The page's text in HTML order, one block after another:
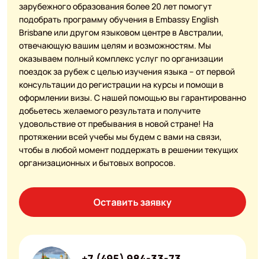
зарубежного образования более 20 лет помогут
подобрать программу обучения в Embassy English
Brisbane или другом языковом центре в Австралии,
отвечающую вашим целям и возможностям. Мы
оказываем полный комплекс услуг по организации
поездок за рубеж с целью изучения языка – от первой
консультации до регистрации на курсы и помощи в
оформлении визы. С нашей помощью вы гарантированно
добьетесь желаемого результата и получите
удовольствие от пребывания в новой стране! На
протяжении всей учебы мы будем с вами на связи,
чтобы в любой момент поддержать в решении текущих
организационных и бытовых вопросов.
Оставить заявку